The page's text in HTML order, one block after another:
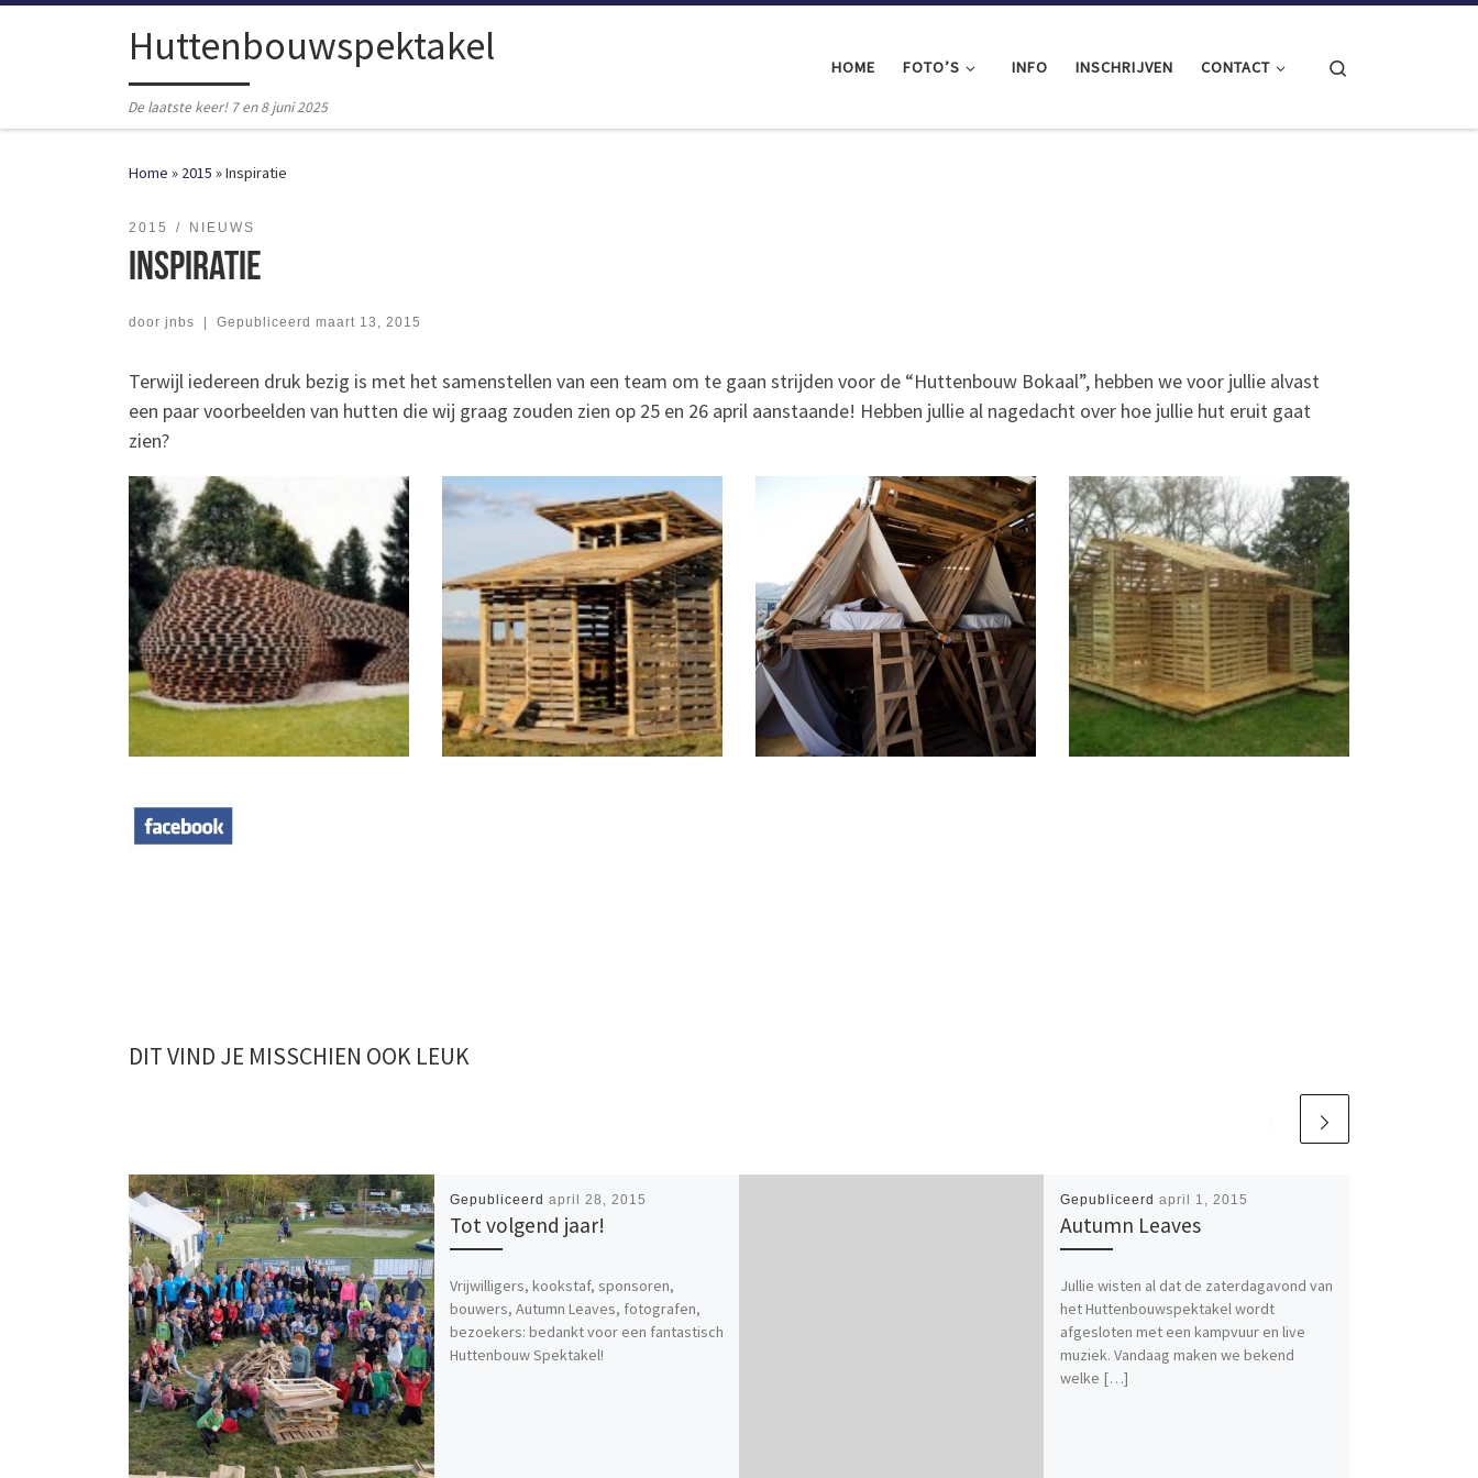
Huttenbouwspektakel
De laatste keer! 7 en 8 juni 2025
HOME FOTO’S INFO INSCHRIJVEN CONTACT
Home » 2015 »Inspiratie
2015 NIEUWS
Inspiratie
door jnbs Gepubliceerd maart 13, 2015
Terwijl iedereen druk bezig is met het samenstellen van een team om te gaan strijden voor de “Huttenbouw Bokaal”, hebben we voor jullie alvast
een paar voorbeelden van hutten die wij graag zouden zien op 25 en 26 april aanstaande! Hebben jullie al nagedacht over hoe jullie hut eruit gaat
zien?
DIT VIND JE MISSCHIEN OOK LEUK
Gepubliceerd april 28, 2015
Tot volgend jaar!
Vrijwilligers, kookstaf, sponsoren,
bouwers, Autumn Leaves, fotografen,
bezoekers: bedankt voor een fantastisch
Huttenbouw Spektakel!
Gepubliceerd april 1, 2015
Autumn Leaves
Jullie wisten al dat de zaterdagavond van
het Huttenbouwspektakel wordt
afgesloten met een kampvuur en live
muziek. Vandaag maken we bekend
welke […]